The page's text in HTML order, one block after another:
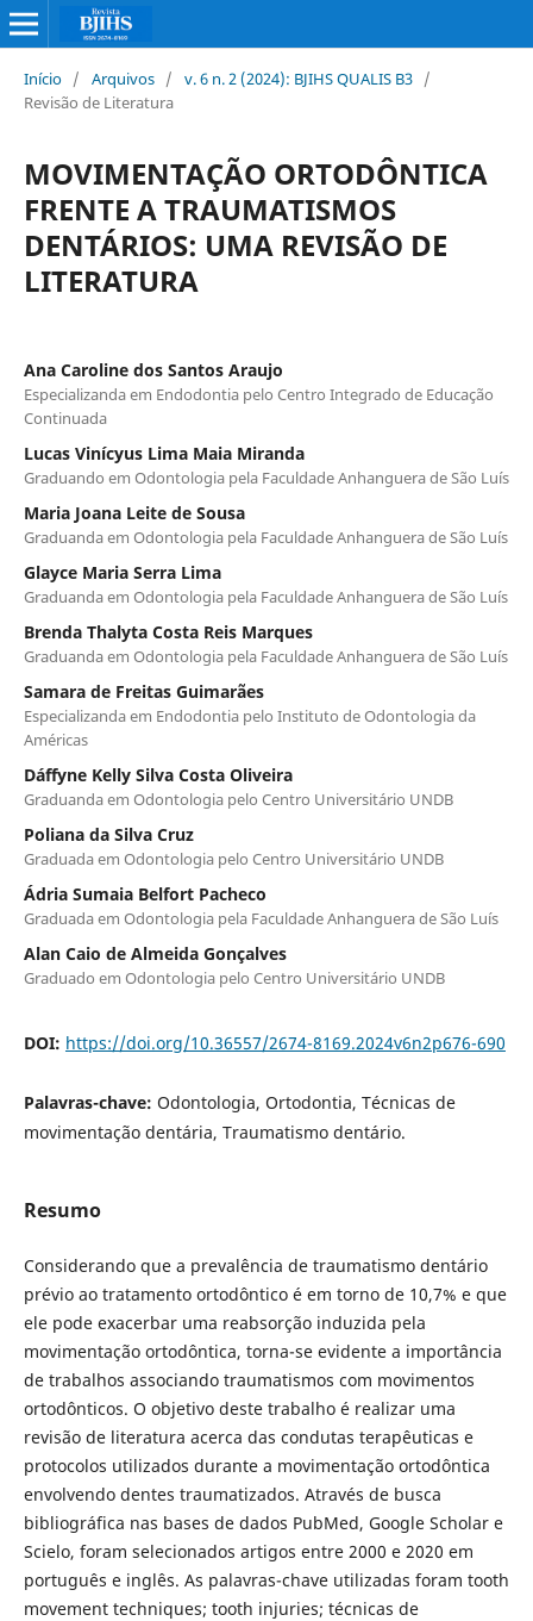
Início / Arquivos / v. 6 n. 2 (2024): BJIHS QUALIS B3 /
Revisão de Literatura
MOVIMENTAÇÃO ORTODÔNTICA
FRENTE A TRAUMATISMOS
DENTÁRIOS: UMA REVISÃO DE
LITERATURA
Ana Caroline dos Santos Araujo
Especializanda em Endodontia pelo Centro Integrado de Educação
Continuada
Lucas Vinícyus Lima Maia Miranda
Graduando em Odontologia pela Faculdade Anhanguera de São Luís
Maria Joana Leite de Sousa
Graduanda em Odontologia pela Faculdade Anhanguera de São Luís
Glayce Maria Serra Lima
Graduanda em Odontologia pela Faculdade Anhanguera de São Luís
Brenda Thalyta Costa Reis Marques
Graduanda em Odontologia pela Faculdade Anhanguera de São Luís
Samara de Freitas Guimarães
Especializanda em Endodontia pelo Instituto de Odontologia da
Américas
Dáffyne Kelly Silva Costa Oliveira
Graduanda em Odontologia pelo Centro Universitário UNDB
Poliana da Silva Cruz
Graduada em Odontologia pelo Centro Universitário UNDB
Ádria Sumaia Belfort Pacheco
Graduada em Odontologia pela Faculdade Anhanguera de São Luís
Alan Caio de Almeida Gonçalves
Graduado em Odontologia pelo Centro Universitário UNDB
DOI: https://doi.org/10.36557/2674-8169.2024v6n2p676-690
Palavras-chave: Odontologia, Ortodontia, Técnicas de
movimentação dentária, Traumatismo dentário.
Resumo
Considerando que a prevalência de traumatismo dentário
prévio ao tratamento ortodôntico é em torno de 10,7% e que
ele pode exacerbar uma reabsorção induzida pela
movimentação ortodôntica, torna-se evidente a importância
de trabalhos associando traumatismos com movimentos
ortodônticos. O objetivo deste trabalho é realizar uma
revisão de literatura acerca das condutas terapêuticas e
protocolos utilizados durante a movimentação ortodôntica
envolvendo dentes traumatizados. Através de busca
bibliográfica nas bases de dados PubMed, Google Scholar e
Scielo, foram selecionados artigos entre 2000 e 2020 em
português e inglês. As palavras-chave utilizadas foram tooth
movement techniques; tooth injuries; técnicas de